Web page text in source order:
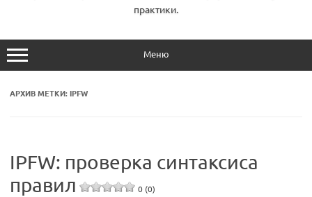
практики.
Меню
АРХИВ МЕТКИ: IPFW
IPFW: проверка синтаксиса
правил
0 (0)